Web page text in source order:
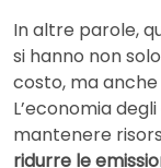
In altre parole,
si hanno non
costo, ma
L’economia
mantenere
ridurre le